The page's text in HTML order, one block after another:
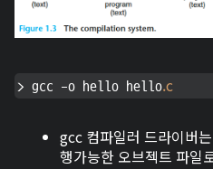
> gcc -o hello hello.c
gcc 컴파일러 드라이버는
행가능한 오브젝트 파일